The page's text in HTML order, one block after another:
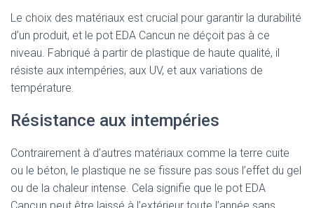
Le choix des matériaux est crucial pour garantir la durabilité
d’un produit, et le pot EDA Cancun ne déçoit pas à ce
niveau. Fabriqué à partir de plastique de haute qualité, il
résiste aux intempéries, aux UV, et aux variations de
température.
Résistance aux intempéries
Contrairement à d’autres matériaux comme la terre cuite
ou le béton, le plastique ne se fissure pas sous l’effet du gel
ou de la chaleur intense. Cela signifie que le pot EDA